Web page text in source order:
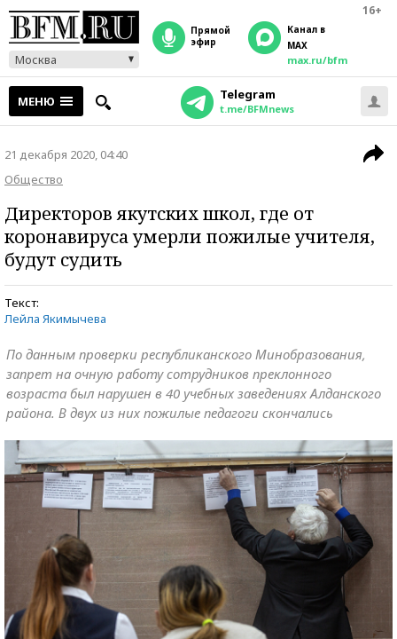
16+
Москва
прямой
эфир
Канал в
MAX
max.ru/bfm
МЕНЮ Telegram
t.me/BFMnews
21 декабря 2020, 04:40
Общество
Директоров якутских школ, где от
коронавируса умерли пожилые учителя,
будут судить
Текст:
Лейла Якимычева
По данным проверки республиканского Минобразования,
запрет на очную работу сотрудников преклонного
возраста был нарушен в 40 учебных заведениях Алданского
района. В двух из них пожилые педагоги скончались